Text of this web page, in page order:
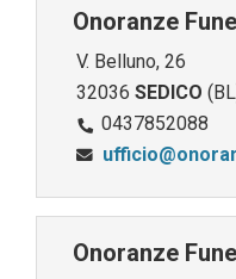
Onoranze
V. Belluno, 26
32036 SEDICO
0437852088
Onoranze